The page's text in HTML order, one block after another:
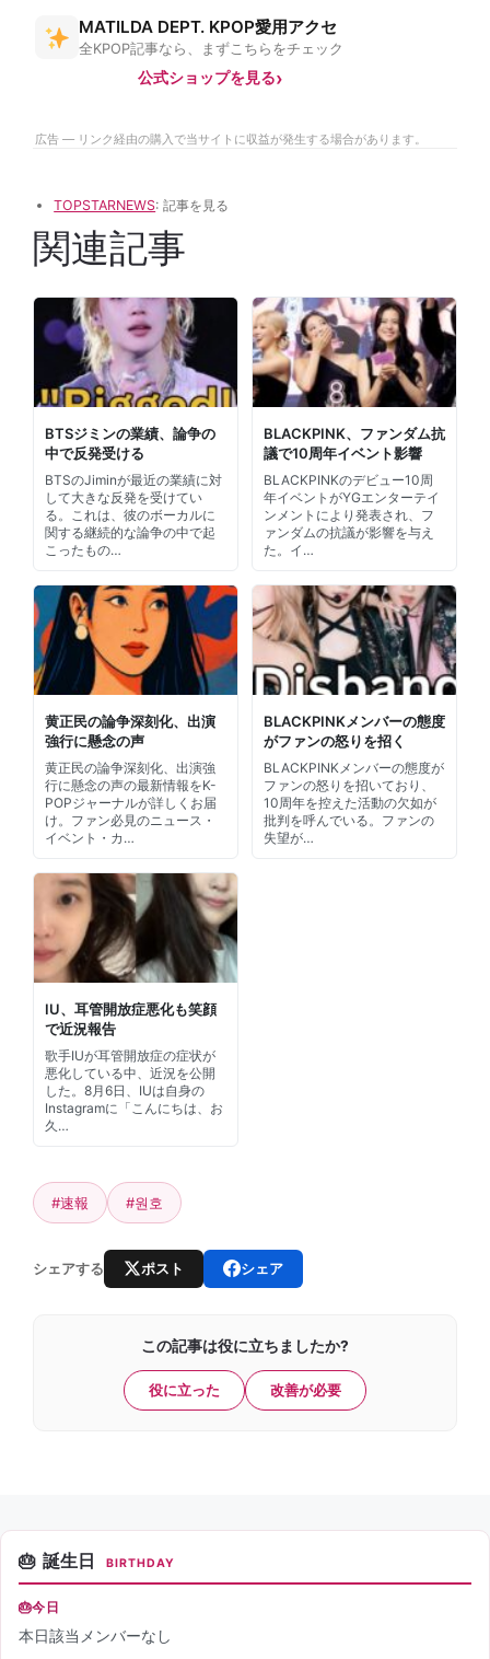
MATILDA DEPT. KPOP愛用アクセ
全KPOP記事なら、まずこちらをチェック
公式ショップを見る
広告 — リンク経由の購入で当サイトに収益が発生する場合があります。
TOPSTARNEWS: 記事を見る
関連記事
BTSジミンの業績、論争の
中で反発受ける
BTSのJiminが最近の業績に対
して大きな反発を受けてい
る。これは、彼のボーカルに
関する継続的な論争の中で起
こったもの…
BLACKPINK、ファンダム抗
議で10周年イベント影響
BLACKPINKのデビュー10周
年イベントがYGエンターテイ
ンメントにより発表され、フ
ァンダムの抗議が影響を与え
た。イ…
黄正民の論争深刻化、出演
強行に懸念の声
黄正民の論争深刻化、出演強
行に懸念の声の最新情報をK-
POPジャーナルが詳しくお届
け。ファン必見のニュース・
イベント・カ…
BLACKPINKメンバーの態度
がファンの怒りを招く
BLACKPINKメンバーの態度が
ファンの怒りを招いており、
10周年を控えた活動の欠如が
批判を呼んでいる。ファンの
失望が…
IU、耳管開放症悪化も笑顔
で近況報告
歌手IUが耳管開放症の症状が
悪化している中、近況を公開
した。8月6日、IUは自身の
Instagramに「こんにちは、お
久…
#速報 #원호
シェアする ポスト シェア
この記事は役に立ちましたか?
役に立った 改善が必要
誕生日 BIRTHDAY
今日
本日該当メンバーなし